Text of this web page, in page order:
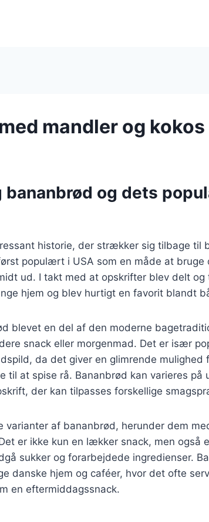
mandler og kokos
bananbrød og dets
historie, der strækker sig tilbage til
populært i USA som en måde at bruge
ud. I takt med at opskrifter blev delt
hjem og blev hurtigt en favorit blandt
blevet en del af den moderne
snack eller morgenmad. Det er især
da det giver en glimrende mulighed
til at spise rå. Bananbrød kan varieres på
der kan tilpasses forskellige
varianter af bananbrød, herunder dem
er ikke kun en lækker snack, men også
sukker og forarbejdede ingredienser.
danske hjem og caféer, hvor det ofte
en eftermiddagssnack.